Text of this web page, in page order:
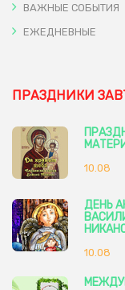
ВАЖНЫЕ СОБЫТИЯ
ЕЖЕДНЕВНЫЕ
ПРАЗДНИКИ
10.08
ДЕНЬ
10.08